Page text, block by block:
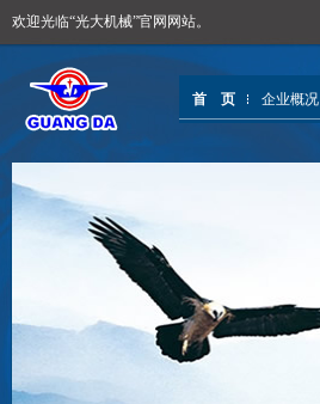
欢迎光临“光大机械”官网网站。
首 页 企业概况